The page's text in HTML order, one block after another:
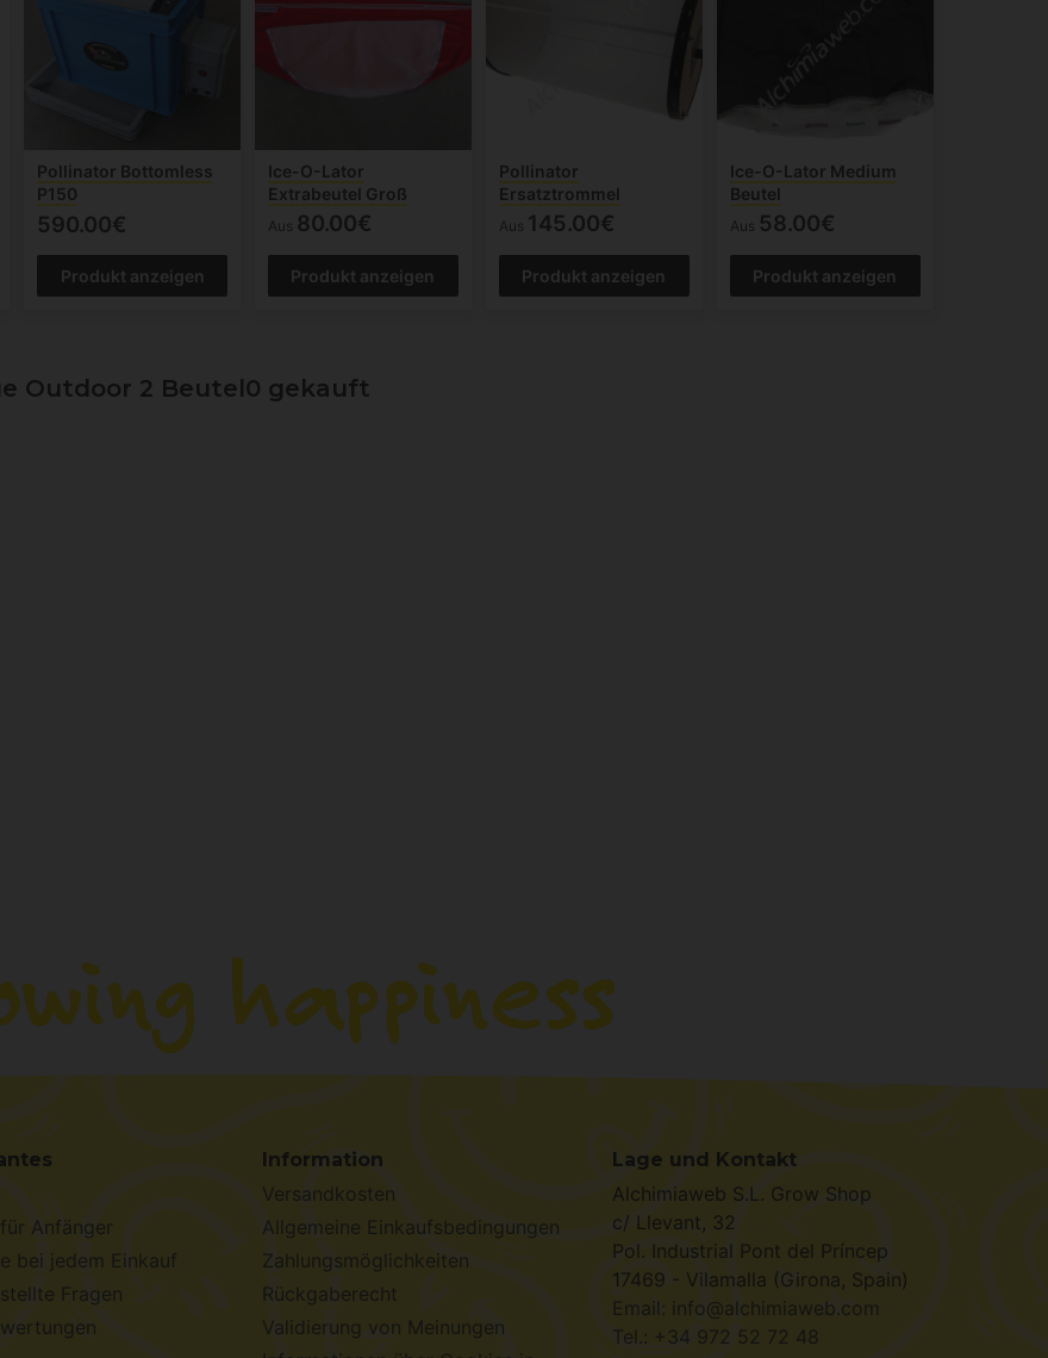
Pollinator Bottomless
P150
590.00€
Produkt anzeigen
Ice-O-Lator
Extrabeutel Groß
Aus 80.00€
Produkt anzeigen
Pollinator
Ersatztrommel
Aus 145.00€
Produkt anzeigen
Ice-O-Lator Medium
Beutel
Aus 58.00€
Produkt anzeigen
Outdoor 2 Beutel0 gekauft
Anfänger
bei jedem Einkauf
Fragen
Information
Versandkosten
Allgemeine Einkaufsbedingungen
Zahlungsmöglichkeiten
Rückgaberecht
Validierung von Meinungen
Lage und Kontakt
Alchimiaweb S.L. Grow Shop
c/ Llevant, 32
Pol. Industrial Pont del Príncep
17469 - Vilamalla (Girona, Spain)
Email: info@alchimiaweb.com
Tel.: +34 972 52 72 48